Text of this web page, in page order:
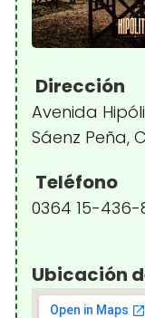
Dirección
Avenida
Sáenz Peña,
Teléfono
0364 15-436-
Ubicación